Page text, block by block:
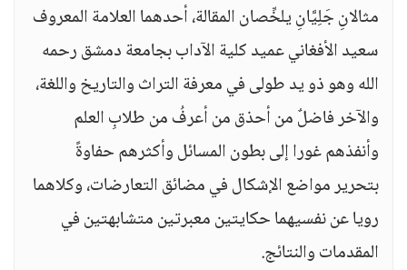
مثالانِ جَلِيَّانِ يلخِّصان المقالة، أحدهما العلامة المعروف
سعيد الأفغاني عميد كلية الآداب بجامعة دمشق رحمه
الله وهو ذو يد طولى في معرفة التراث والتاريخ واللغة،
والآخر فاضلٌ من أحذق من أعرفُ من طلابِ العلم
وأنفذهم غورا إلى بطون المسائل وأكثرهم حفاوةً
بتحرير مواضع الإشكال في مضائق التعارضات، وكلاهما
رويا عن نفسيهما حكايتين معبرتين متشابهتين في
المقدمات والنتائج.